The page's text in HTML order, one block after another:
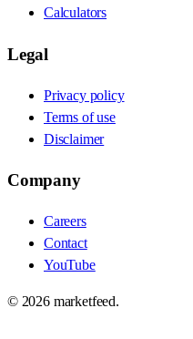
Calculators
Legal
Privacy policy
Terms of use
Disclaimer
Company
Careers
Contact
YouTube
© 2026marketfeed.